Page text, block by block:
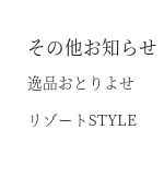
宿泊制限 / 特定
ハーヴェストポ
ご友人のご紹介
VIALAシリ
VIALA鬼怒川渓翠
VIALA箱根翡翠
その他お知らせ
逸品おとりよせ
リゾートSTYLE